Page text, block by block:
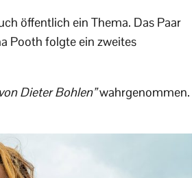
öffentlich ein Thema. Das Paar
Pooth folgte ein zweites
Dieter Bohlen”wahrgenommen.